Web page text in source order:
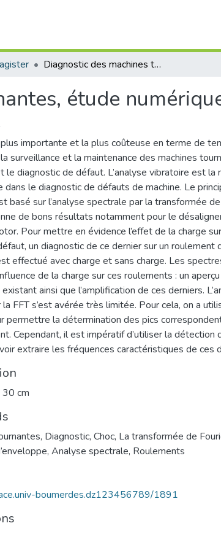
Diagnostic des machines tournantes, étude numérique et expérimentale
étude
importante et la plus coûteuse en terme de
surveillance et la maintenance des machines
le diagnostic de défaut. L’analyse vibratoire est la
dans le diagnostic de défauts de machine. Le
basé sur l’analyse spectrale par la transformée
de bons résultats notamment pour le
Pour mettre en évidence l’effet de la charge
un diagnostic de ce dernier sur un roulement
effectué avec charge et sans charge. Les
de la charge sur ces roulements : un
ainsi que l’amplification de ces derniers.
FFT s’est avérée très limitée. Pour cela, on a
permettre la détermination des pics
Cependant, il est impératif d’utiliser la détection
extraire les fréquences caractéristiques de ces
30 cm
, Diagnostic, Choc, La transformée de
, Analyse spectrale, Roulements
boumerdes.dz123456789/1891